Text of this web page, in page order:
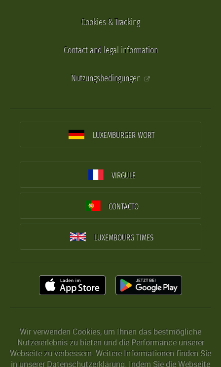
Cookies & Tracking
Contact and legal information
Nutzungsbedingungen
LUXEMBURGER WORT
VIRGULE
CONTACTO
LUXEMBOURG TIMES
Wir verwenden Cookies, um Ihnen das bestmögliche
Nutzererlebnis zu bieten und die Performance unserer
Webseite zu verbessern. Weitere Informationen finden Sie
in unserer Datenschutzerklärung. Indem Sie die Webseite